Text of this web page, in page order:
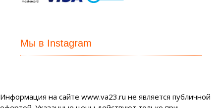
Мы в Instagram
Информация на сайте www.va23.ru не является публичной